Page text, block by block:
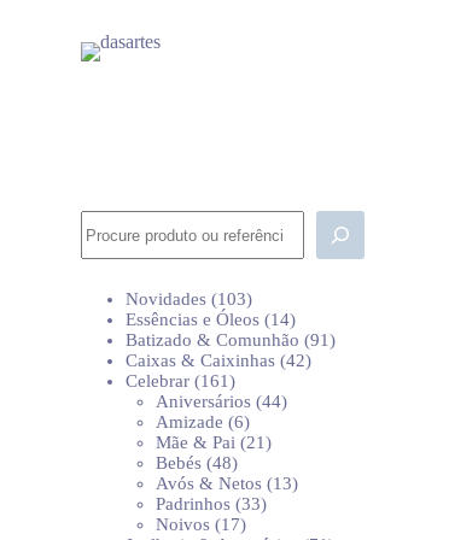
Novidades 103103
produtos
Essências e Óleos 1414
produtos
Batizado & Comunhão 9191
Caixas & Caixinhas 4242
Celebrar 161161
produtos
Aniversários 4444
Amizade 66
produtos
Mãe & Pai 2121
Bebés 4848
produtos
Avós & Netos 1313
Padrinhos 3333
Noivos 1717